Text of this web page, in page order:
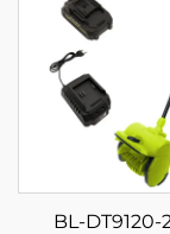
BL-DT9120-